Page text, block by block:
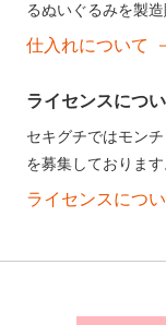
るぬいぐるみを製造
仕入れについて
ライセンスにつ
セキグチではモン
を募集しております
ライセンスにつ